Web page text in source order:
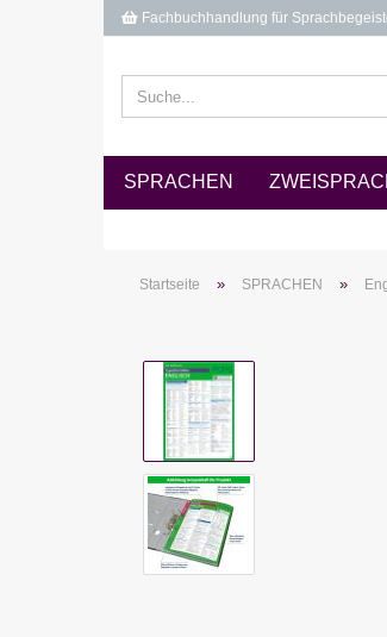
Fachbuchhandlung für
SPRACHEN
Startseite » SPRACHEN »